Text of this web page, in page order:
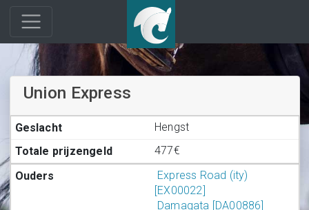
Union Express
Hengst
477€
Express Road (ity)
[EX00022]
Damagata [DA00886]